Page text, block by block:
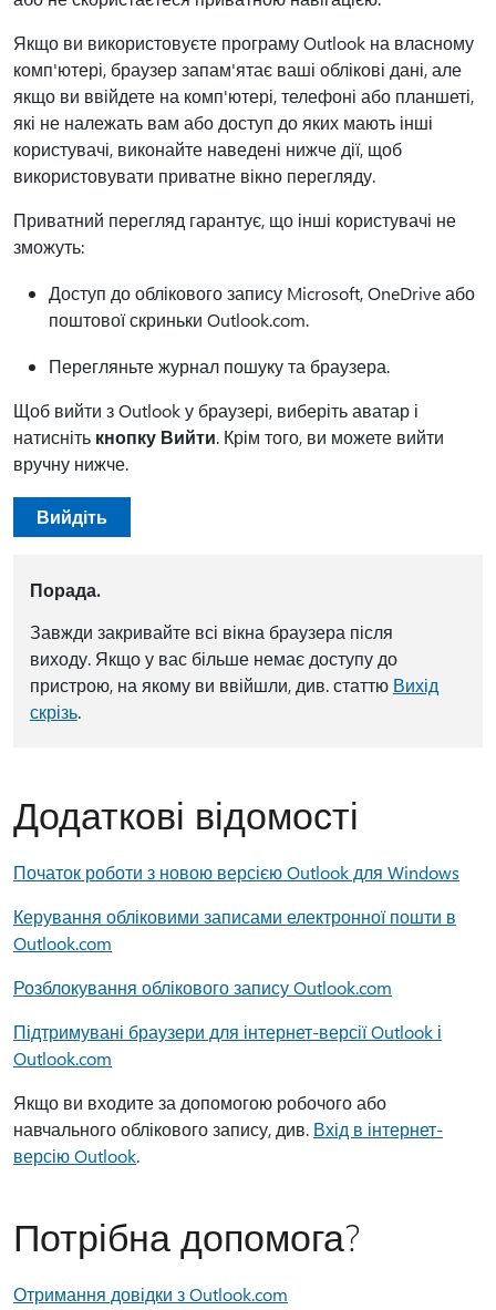
Якщо ви використовуєте програму Outlook на власному
комп'ютері, браузер запам'ятає ваші облікові дані, але
якщо ви ввійдете на комп'ютері, телефоні або планшеті,
які не належать вам або доступ до яких мають інші
користувачі, виконайте наведені нижче дії, щоб
використовувати приватне вікно перегляду.
Приватний перегляд гарантує, що інші користувачі не
зможуть:
Доступ до облікового запису Microsoft, OneDrive або
поштової скриньки Outlook.com.
Перегляньте журнал пошуку та браузера.
Щоб вийти з Outlook у браузері, виберіть аватар і
натисніть кнопку Вийти. Крім того, ви можете вийти
вручну нижче.
Вийдіть
Порада.
Завжди закривайте всі вікна браузера після
виходу. Якщо у вас більше немає доступу до
пристрою, на якому ви ввійшли, див. статтю Вихід
скрізь.
Додаткові відомості
Початок роботи з новою версією Outlook для Windows
Керування обліковими записами електронної пошти в
Outlook.com
Розблокування облікового запису Outlook.com
Підтримувані браузери для інтернет-версії Outlook і
Outlook.com
Якщо ви входите за допомогою робочого або
навчального облікового запису, див. Вхід в інтернет-
версію Outlook.
Потрібна допомога?
Отримання довідки з Outlook.com